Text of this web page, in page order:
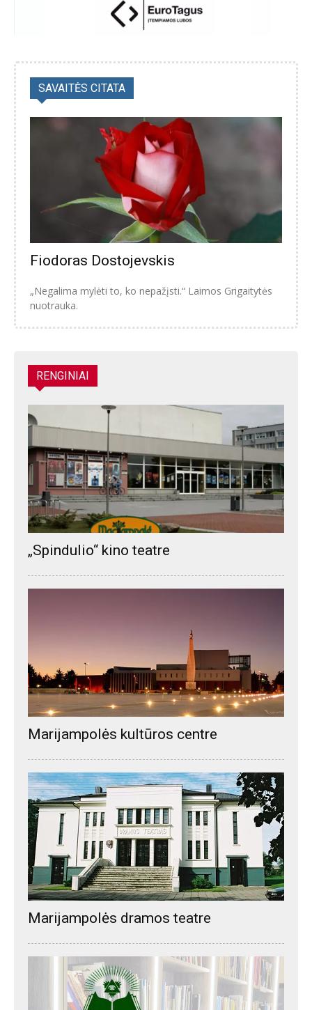
SAVAITĖS CITATA
Fiodoras Dostojevskis
„Negalima mylėti to, ko nepažįsti.“ Laimos Grigaitytės
nuotrauka.
RENGINIAI
„Spindulio“ kino teatre
Marijampolės kultūros centre
Marijampolės dramos teatre